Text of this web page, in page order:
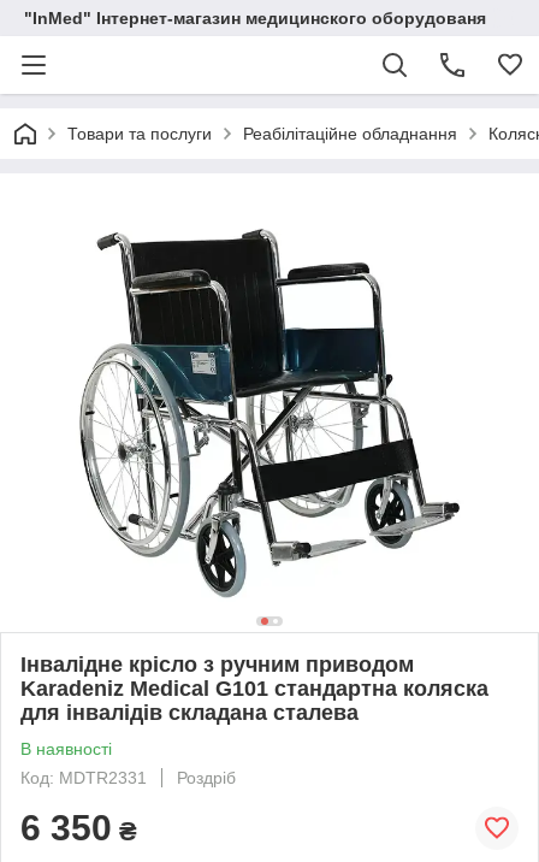
"InMed" Інтернет-магазин медицинского оборудованя
Товари та послуги Реабілітаційне обладнання
Інвалідне крісло з ручним приводом
Karadeniz Medical G101 стандартна коляска
для інвалідів складана сталева
В наявності
Код: MDTR2331
Роздріб
6 350 ₴